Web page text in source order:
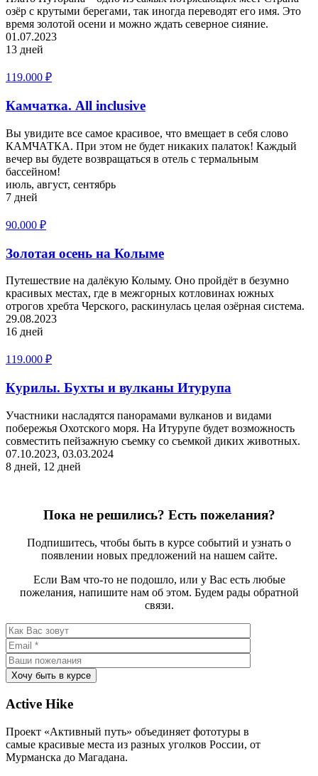
озёр с крутыми берегами, так иногда переводят его имя. Это
время золотой осени и можно ждать северное сияние.
01.07.2023
13 дней
119.000 ₽
Камчатка. All inclusive
Вы увидите все самое красивое, что вмещает в себя слово
КАМЧАТКА. При этом не будет никаких палаток! Каждый
вечер вы будете возвращаться в отель с термальным
бассейном!
июль, август, сентябрь
7 дней
90.000 ₽
Золотая осень на Колыме
Путешествие на далёкую Колыму. Оно пройдёт в безумно
красивых местах, где в межгорных котловинах южных
отрогов хребта Черского, раскинулась целая озёрная система.
29.08.2023
16 дней
119.000 ₽
Курилы. Бухты и вулканы Итурупа
Участники насладятся панорамами вулканов и видами
побережья Охотского моря. На Итурупе будет возможность
совместить пейзажную съемку со съемкой диких животных.
07.10.2023, 03.03.2024
8 дней, 12 дней
Пока не решились? Есть пожелания?
Подпишитесь, чтобы быть в курсе событий и узнать о
появлении новых предложений на нашем сайте.
Если Вам что-то не подошло, или у Вас есть любые
пожелания, напишите нам об этом. Будем рады обратной
связи.
Active Hike
Проект «Активный путь» объединяет фототуры в
самые красивые места из разных уголков России, от
Мурманска до Магадана.